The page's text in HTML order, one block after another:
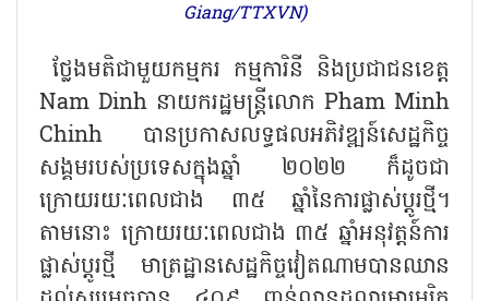
នាយករដ្ឋមន្ត្រីលោក Pham Minh Chinh
អញ្ជើញថ្លែងមតិក្នុងពិធី (រូបថត៖Dương
Giang/TTXVN)